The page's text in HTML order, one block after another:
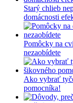
Starý chlieb
domácnosti
Pomôcky na
nezaobídete
Ako vybrať
pomocníka!